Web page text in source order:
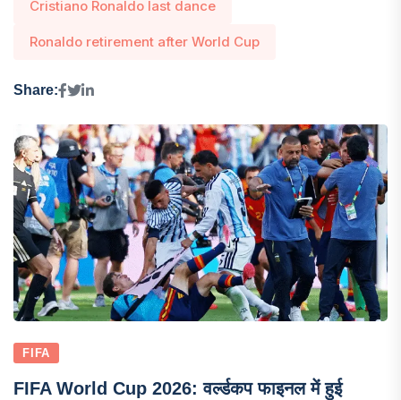
Cristiano Ronaldo last dance
Ronaldo retirement after World Cup
Share:
FIFA
FIFA World Cup 2026: वर्ल्डकप फाइनल में हुई